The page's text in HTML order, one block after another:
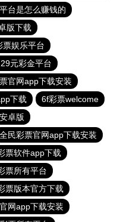
台是怎么赚钱的
版下载
票娱乐平台
元彩金平台
官网app下载安装
下载
6f彩票welcome
卓版
全民彩票官网app下载安装
票软件app下载
票所有平台
票版本官方下载
网app下载安装